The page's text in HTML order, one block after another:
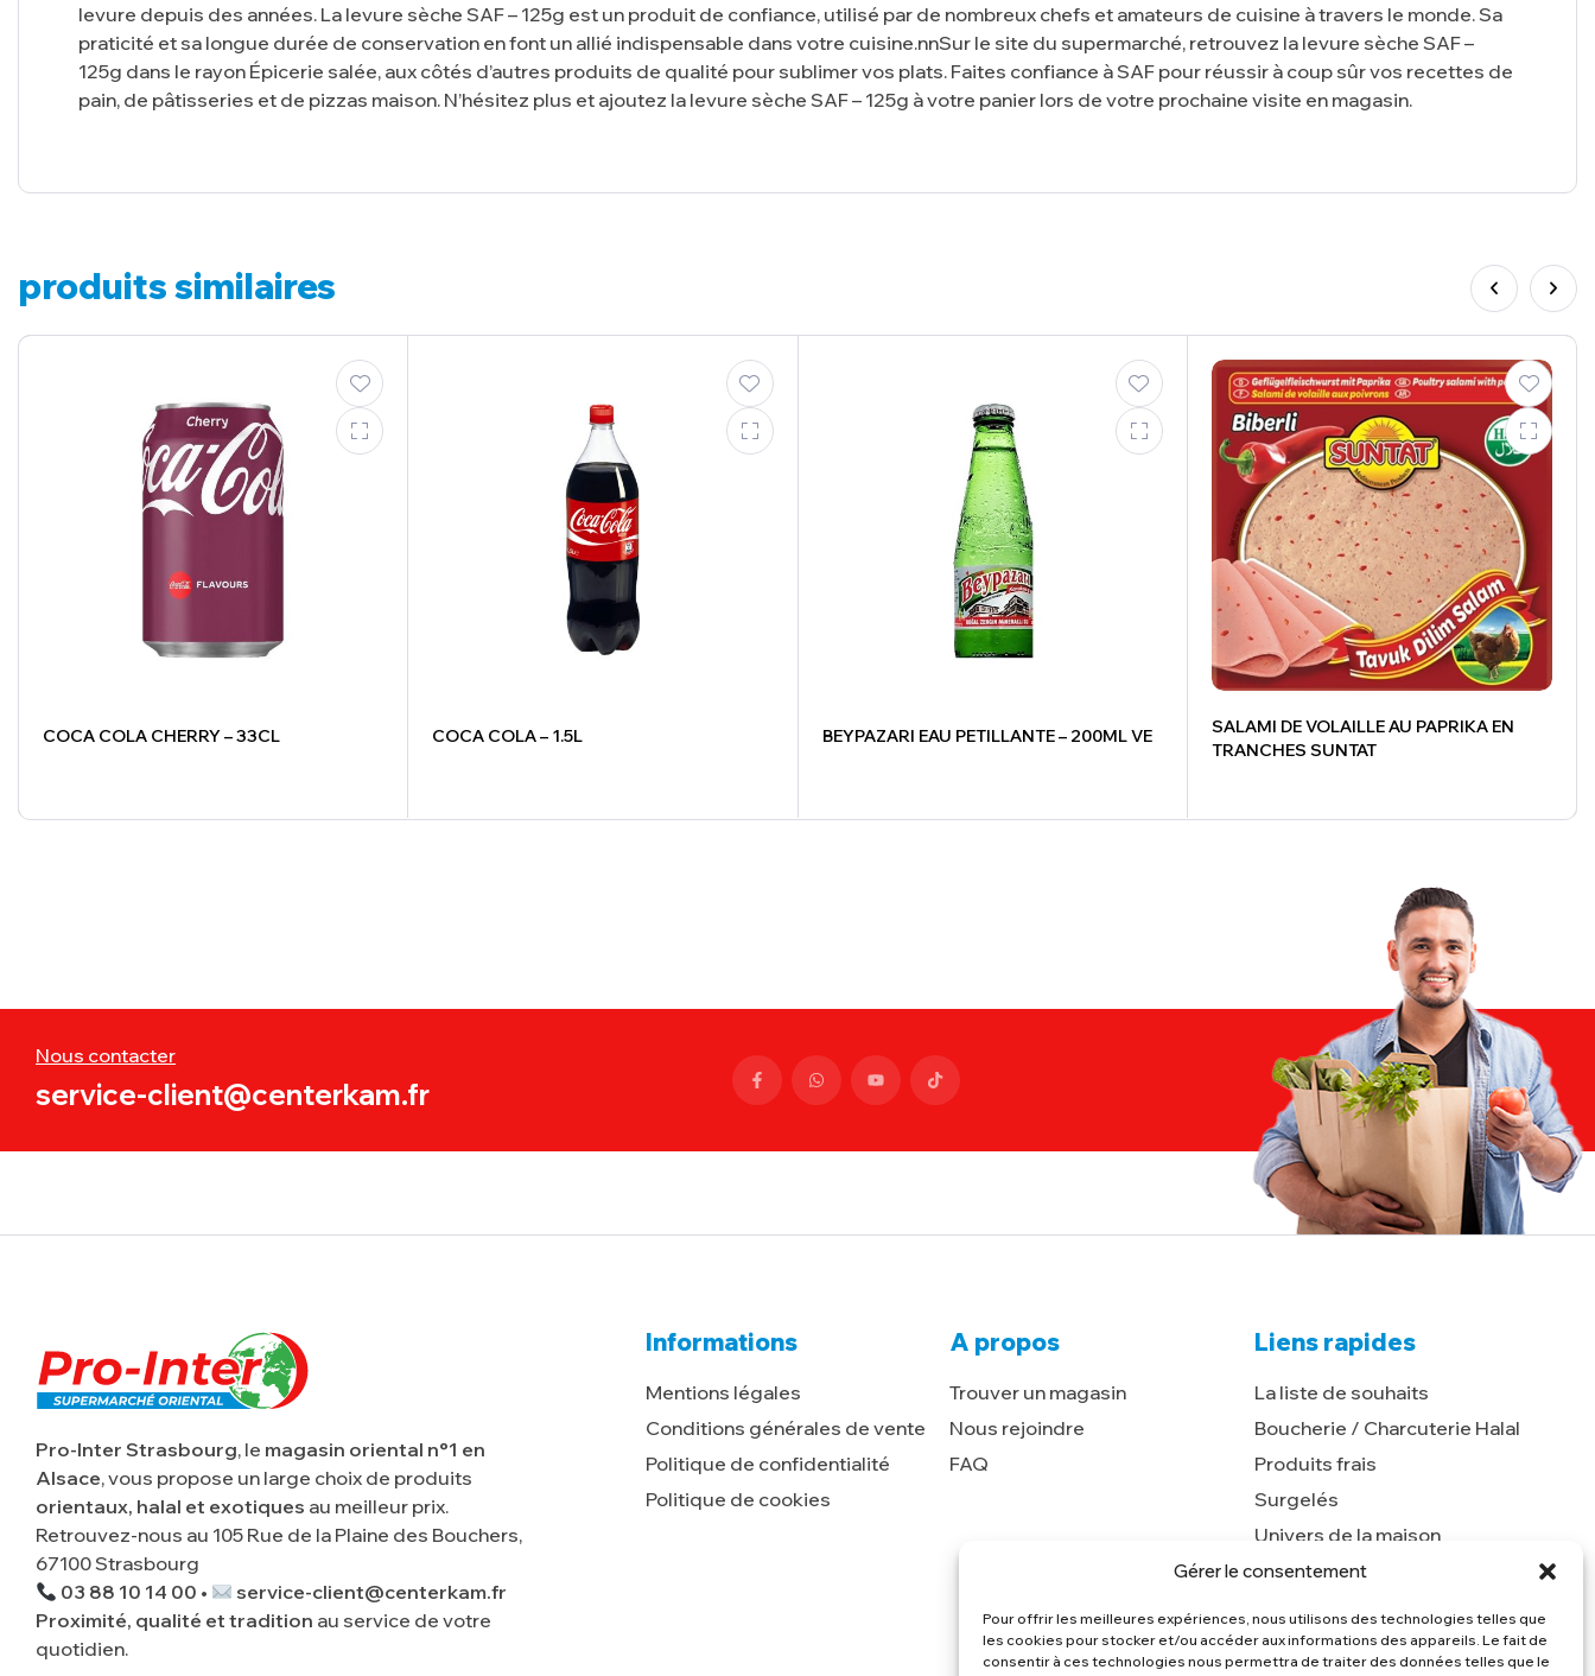
Gérer le consentement
Pour offrir les meilleures expériences, nous utilisons des technologies telles que
les cookies pour stocker et/ou accéder aux informations des appareils. Le fait de
consentir à ces technologies nous permettra de traiter des données telles que le
levure depuis des années. La levure sèche SAF – 125g est un produit de confiance, utilisé par de nombreux chefs et amateurs de cuisine à travers le monde. Sa
praticité et sa longue durée de conservation en font un allié indispensable dans votre cuisine.nnSur le site du supermarché, retrouvez la levure sèche SAF –
125g dans le rayon Épicerie salée, aux côtés d’autres produits de qualité pour sublimer vos plats. Faites confiance à SAF pour réussir à coup sûr vos recettes de
pain, de pâtisseries et de pizzas maison. N’hésitez plus et ajoutez la levure sèche SAF – 125g à votre panier lors de votre prochaine visite en magasin.
produits similaires
COCA COLA CHERRY – 33CL COCA COLA – 1.5L BEYPAZARI EAU PETILLANTE – 200ML VE
SALAMI DE VOLAILLE AU PAPRIKA EN
TRANCHES SUNTAT
Nous contacter
service-client@centerkam.fr
Pro-Inter Strasbourg, le magasin oriental n°1 en
Alsace, vous propose un large choix de produits
orientaux, halal et exotiques au meilleur prix.
Retrouvez-nous au 105 Rue de la Plaine des Bouchers,
67100 Strasbourg
03 88 10 14 00 •
service-client@centerkam.fr
Proximité, qualité et tradition au service de votre
quotidien.
Informations
Mentions légales
Conditions générales de vente
Politique de confidentialité
Politique de cookies
A propos
Trouver un magasin
Nous rejoindre
FAQ
Liens rapides
La liste de souhaits
Boucherie / Charcuterie Halal
Produits frais
Surgelés
Univers de la maison
Epicerie